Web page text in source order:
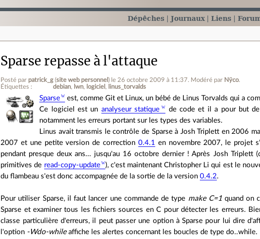
Dépêches Journaux Liens
Sparse repasse à l'attaque
Posté par patrick_g (site web personnel ) le 26 octobre 2009 à 11:37. Modéré par Nÿco.
Étiquettes :
debian lwn logiciel linus_torvalds
Sparse
est, comme Git et Linux, un bébé de Linus Torvalds qui a
Ce logiciel est un analyseur statique
de code et il a pour but
notamment les erreurs portant sur les types des variables.
Linus avait transmis le contrôle de Sparse à Josh Triplett en 2006
2007 et une petite version de correction 0.4.1 en novembre 2007, le projet
pendant presque deux ans... jusqu'au 16 octobre dernier ! Après Josh Triplett
primitives de read-copy-update
), c'est maintenant Christopher Li qui est le
du flambeau s'est donc accompagnée de la sortie de la version0.4.2.
Pour utiliser Sparse, il faut lancer une commande de type make C=1 quand on
Sparse et examiner tous les fichiers sources en C pour détecter les erreurs.
classe particulière d'erreurs, il peut passer une option à Sparse pour lui dire
l'option -Wdo-whileaffiche les alertes concernant les boucles de type do..while.